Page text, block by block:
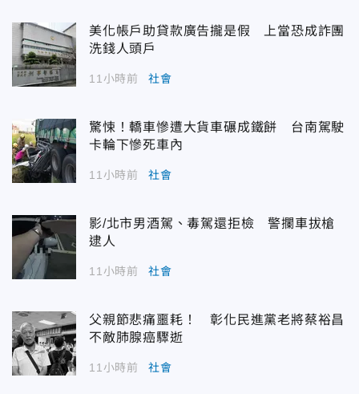
美化帳戶助貸款廣告攏是假 上當恐成詐團
洗錢人頭戶
11小時前 社會
驚悚！轎車慘遭大貨車碾成鐵餅 台南駕駛
卡輪下慘死車內
11小時前 社會
影/北市男酒駕、毒駕還拒檢 警攔車拔槍
逮人
11小時前 社會
父親節悲痛噩耗！ 彰化民進黨老將蔡裕昌
不敵肺腺癌驟逝
11小時前 社會